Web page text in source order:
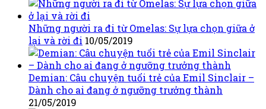
Những người ra đi từ Omelas: Sự lựa chọn giữa ở
lại và rời đi 10/05/2019
Demian: Câu chuyện tuổi trẻ của Emil Sinclair –
Dành cho ai đang ở ngưỡng trưởng thành
21/05/2019